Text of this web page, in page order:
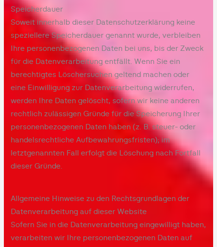
Speicherdauer
Soweit innerhalb dieser Datenschutzerklärung keine
speziellere Speicherdauer genannt wurde, verbleiben
Ihre personenbezogenen Daten bei uns, bis der Zweck
für die Datenverarbeitung entfällt. Wenn Sie ein
berechtigtes Löschersuchen geltend machen oder
eine Einwilligung zur Datenverarbeitung widerrufen,
werden Ihre Daten gelöscht, sofern wir keine anderen
rechtlich zulässigen Gründe für die Speicherung Ihrer
personenbezogenen Daten haben (z. B. steuer- oder
handelsrechtliche Aufbewahrungsfristen); im
letztgenannten Fall erfolgt die Löschung nach Fortfall
dieser Gründe.
Allgemeine Hinweise zu den Rechtsgrundlagen der
Datenverarbeitung auf dieser Website
Sofern Sie in die Datenverarbeitung eingewilligt haben,
verarbeiten wir Ihre personenbezogenen Daten auf